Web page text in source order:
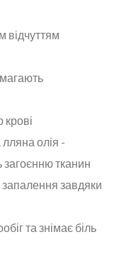
відчуттям
крові
лляна олія -
тканин
завдяки
та знімає біль